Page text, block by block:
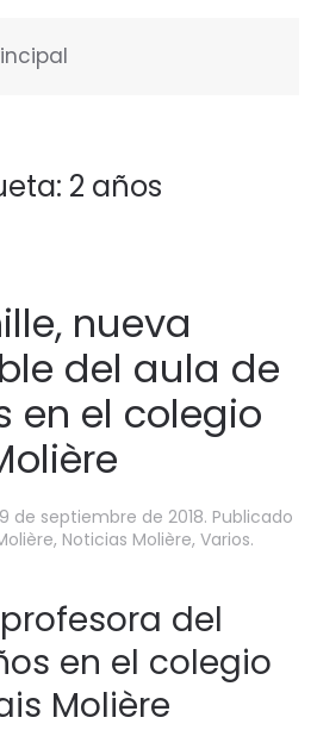
2 años
nueva
del aula de
en el colegio
de septiembre de 2018. Publicado
, Noticias Molière, Varios.
del
en el colegio
Molière